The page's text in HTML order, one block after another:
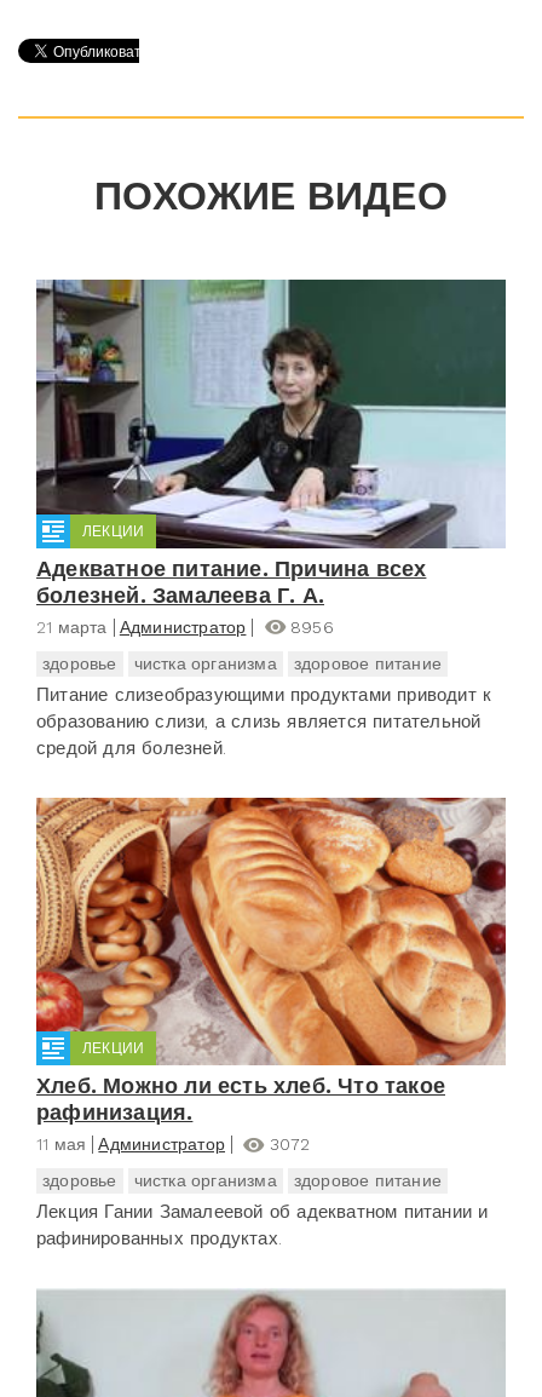
ПОХОЖИЕ ВИДЕО
ЛЕКЦИИ
Адекватное питание. Причина всех
болезней. Замалеева Г. А.
21 марта Администратор
8956
здоровье
чистка организма здоровое питание
Питание слизеобразующими продуктами приводит к
образованию слизи, а слизь является питательной
средой для болезней.
ЛЕКЦИИ
Хлеб. Можно ли есть хлеб. Что такое
рафинизация.
11 мая Администратор
3072
здоровье
чистка организма здоровое питание
Лекция Гании Замалеевой об адекватном питании и
рафинированных продуктах.